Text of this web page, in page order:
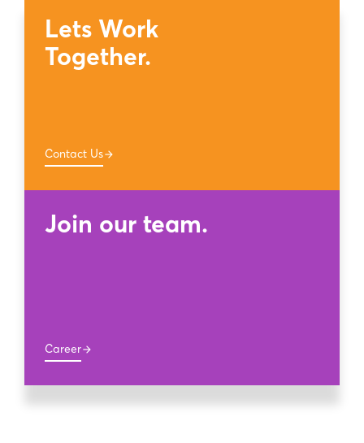
Lets Work
Together.
Contact Usarrow_forward
Join our team.
Careerarrow_forward